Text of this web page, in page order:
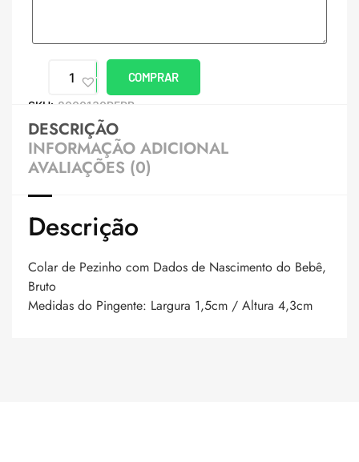
COMPRAR
SKU: 8000130PERB
DESCRIÇÃO
INFORMAÇÃO ADICIONAL
AVALIAÇÕES (0)
Descrição
Colar de Pezinho com Dados de Nascimento do Bebê,
Bruto
Medidas do Pingente: Largura 1,5cm / Altura 4,3cm